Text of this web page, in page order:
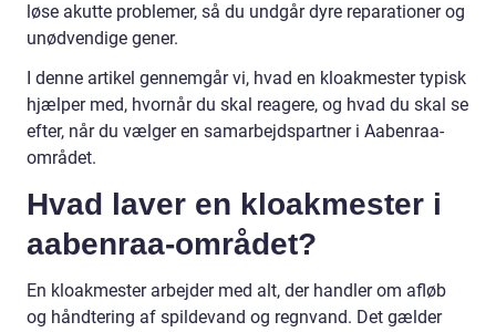
løse akutte problemer, så du undgår dyre reparationer og
unødvendige gener.
I denne artikel gennemgår vi, hvad en kloakmester typisk
hjælper med, hvornår du skal reagere, og hvad du skal se
efter, når du vælger en samarbejdspartner i Aabenraa-
området.
Hvad laver en kloakmester i
aabenraa-området?
En kloakmester arbejder med alt, der handler om afløb
og håndtering af spildevand og regnvand. Det gælder